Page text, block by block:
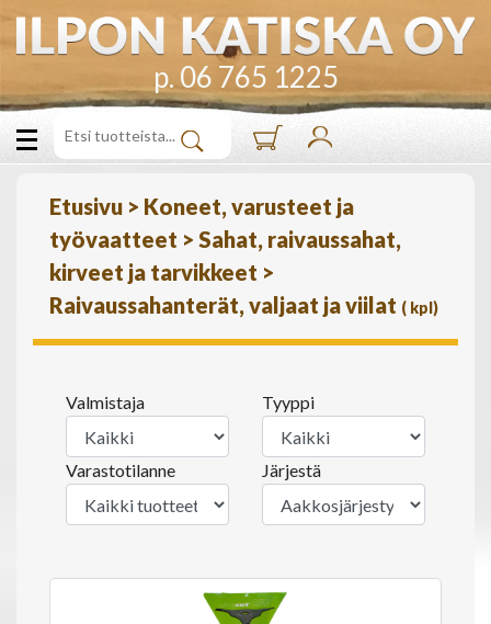
p. 06 765 1225
Etusivu > Koneet, varusteet ja
työvaatteet > Sahat, raivaussahat,
kirveet ja tarvikkeet >
Raivaussahanterät, valjaat ja viilat ( kpl)
Valmistaja Tyyppi
Varastotilanne Järjestä